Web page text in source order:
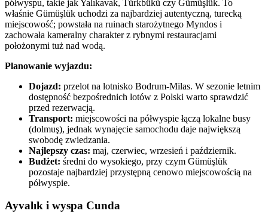
półwyspu, takie jak Yalıkavak, Türkbükü czy Gümüşlük. To
właśnie Gümüşlük uchodzi za najbardziej autentyczną, turecką
miejscowość; powstała na ruinach starożytnego Myndos i
zachowała kameralny charakter z rybnymi restauracjami
położonymi tuż nad wodą.
Planowanie wyjazdu:
Dojazd: przelot na lotnisko Bodrum-Milas. W sezonie letnim
dostępność bezpośrednich lotów z Polski warto sprawdzić
przed rezerwacją.
Transport: miejscowości na półwyspie łączą lokalne busy
(dolmuş), jednak wynajęcie samochodu daje największą
swobodę zwiedzania.
Najlepszy czas: maj, czerwiec, wrzesień i październik.
Budżet: średni do wysokiego, przy czym Gümüşlük
pozostaje najbardziej przystępną cenowo miejscowością na
półwyspie.
Ayvalık i wyspa Cunda